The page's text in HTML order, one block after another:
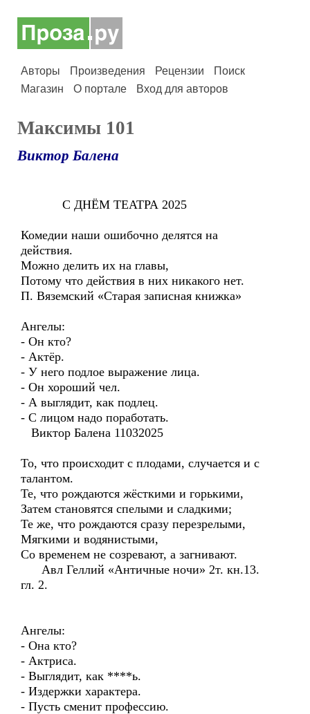
Авторы Произведения Рецензии
Поиск
Магазин
О портале Вход для авторов
Максимы 101
Виктор Балена
С ДНЁМ ТЕАТРА 2025
Комедии наши ошибочно делятся на
действия.
Можно делить их на главы,
Потому что действия в них никакого нет.
П. Вяземский «Старая записная книжка»
Ангелы:
- Он кто?
- Актёр.
- У него подлое выражение лица.
- Он хороший чел.
- А выглядит, как подлец.
- С лицом надо поработать.
Виктор Балена 11032025
То, что происходит с плодами, случается и с
талантом.
Те, что рождаются жёсткими и горькими,
Затем становятся спелыми и сладкими;
Те же, что рождаются сразу перезрелыми,
Мягкими и водянистыми,
Со временем не созревают, а загнивают.
Авл Геллий «Античные ночи» 2т. кн.13.
гл. 2.
Ангелы:
- Она кто?
- Актриса.
- Выглядит, как ****ь.
- Издержки характера.
- Пусть сменит профессию.